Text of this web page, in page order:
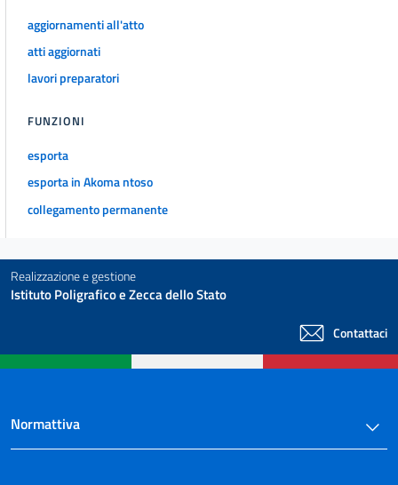
aggiornamenti all'atto
atti aggiornati
lavori preparatori
FUNZIONI
esporta
esporta in Akoma ntoso
collegamento permanente
Realizzazione e gestione
Istituto Poligrafico e Zecca dello Stato
Contattaci
Normattiva